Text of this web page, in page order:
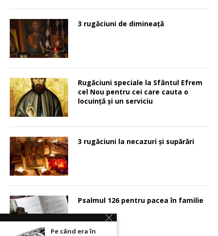
3 rugăciuni de dimineață
Rugăciuni speciale la Sfântul Efrem
cel Nou pentru cei care cauta o
locuinţă şi un serviciu
3 rugăciuni la necazuri și supărări
Psalmul 126 pentru pacea în familie
Pe când era în